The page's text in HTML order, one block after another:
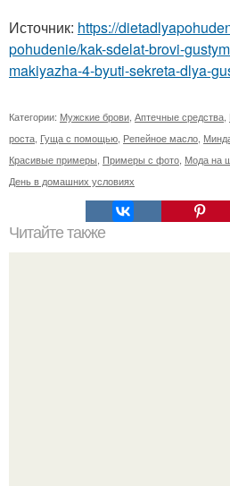
Источник: https://
pohudenie/kak-sdelat-brovi-
makiyazha-4-byuti-sekreta-dlya-
Категории: Мужские брови Аптечные средства
роста Гуща с помощью Репейное масло
Красивые примеры Примеры с фото Мода на
День в домашних условиях
Читайте также